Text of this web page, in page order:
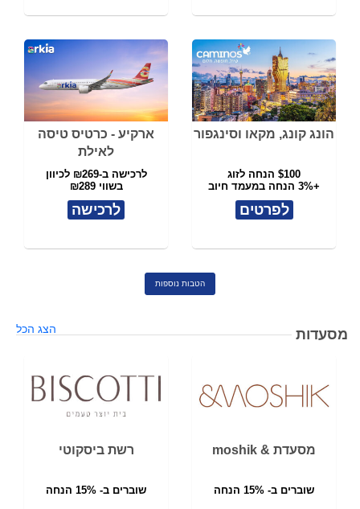
הונג קונג, מקאו וסינגפור
$100 הנחה לזוג
+3% הנחה במעמד חיוב
לפרטים
ארקיע - כרטיס טיסה
לאילת
לרכישה ב-₪269 לכיוון
בשווי ₪289
לרכישה
הטבות נוספות
מסעדות הצג הכל
מסעדת & moshik
שוברים ב- 15% הנחה
רשת ביסקוטי
שוברים ב- 15% הנחה